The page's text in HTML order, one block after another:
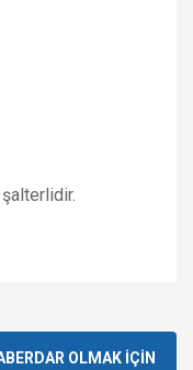
OLMAK İÇİN